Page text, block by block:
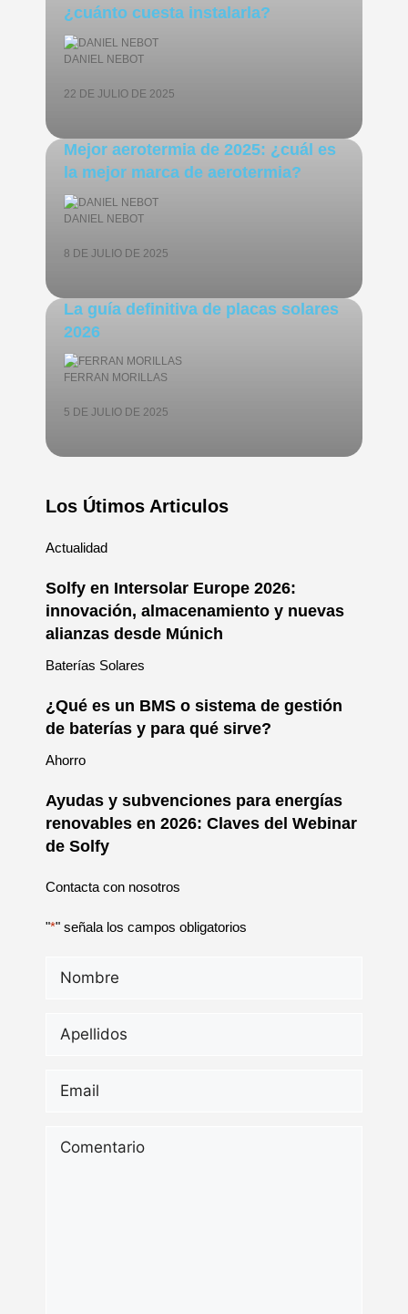
¿cuánto cuesta instalarla?
DANIEL NEBOT
22 DE JULIO DE 2025
Mejor aerotermia de 2025: ¿cuál es
la mejor marca de aerotermia?
DANIEL NEBOT
8 DE JULIO DE 2025
La guía definitiva de placas solares
2026
FERRAN MORILLAS
5 DE JULIO DE 2025
Los Útimos Articulos
Actualidad
Solfy en Intersolar Europe 2026:
innovación, almacenamiento y nuevas
alianzas desde Múnich
Baterías Solares
¿Qué es un BMS o sistema de gestión
de baterías y para qué sirve?
Ahorro
Ayudas y subvenciones para energías
renovables en 2026: Claves del Webinar
de Solfy
Contacta con nosotros
"*" señala los campos obligatorios